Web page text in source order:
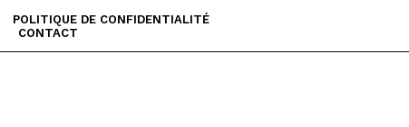
POLITIQUE DE CONFIDENTIALITÉ
CONTACT